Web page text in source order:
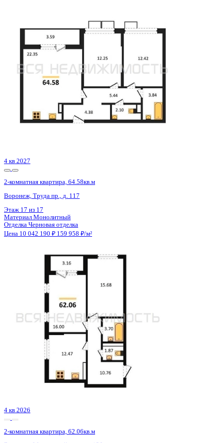
2-комнатная квартира, 64.9кв.м
Воронеж, Урицкого ул., д. 135
Материал
Монолитно-блочный
Отделка Предчистовая отделка
2-комнатная квартира, 64.8кв.м
Этаж
Материал
Монолитно-блочный
Отделка Предчистовая отделка